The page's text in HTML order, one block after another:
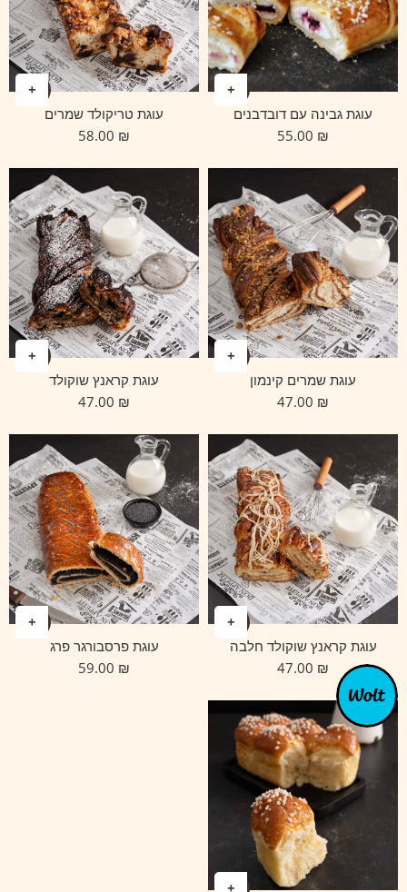
עוגת גבינה עם דובדבנים
₪
עוגת טריקולד שמרים
₪
עוגת שמרים קינמון
₪
עוגת קראנץ שוקולד
₪
עוגת קראנץ שוקולד חלבה
₪
עוגת פרסבורגר פרג
₪